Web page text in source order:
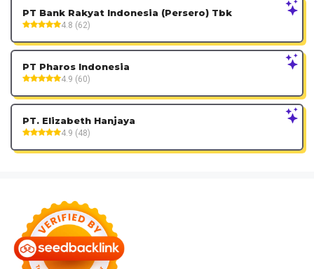
PT Bank Rakyat Indonesia (Persero) Tbk
4.8 (62)
PT Pharos Indonesia
4.9 (60)
PT. Elizabeth Hanjaya
4.9 (48)